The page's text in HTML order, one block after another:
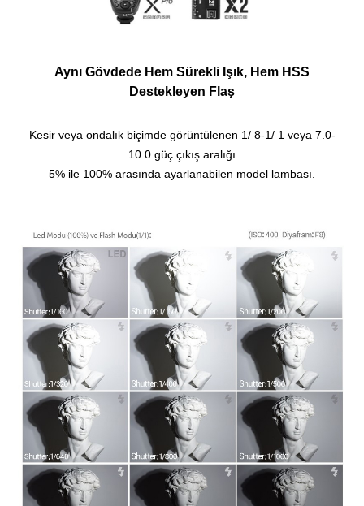
Aynı Gövdede Hem Sürekli Işık, Hem HSS
Destekleyen Flaş
Kesir veya ondalık biçimde görüntülenen 1/ 8-1/ 1 veya 7.0-
10.0 güç çıkış aralığı
5% ile 100% arasında ayarlanabilen model lambası.